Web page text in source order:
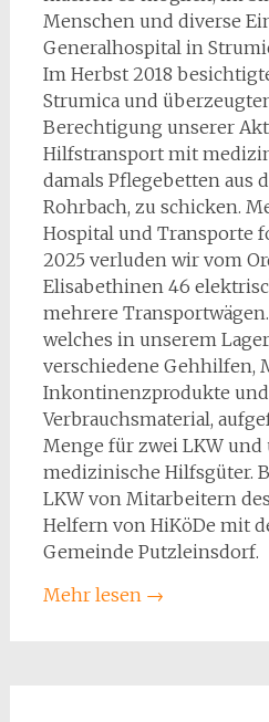
Menschen und diverse
Generalhospital in
Im Herbst 2018
Strumica und
Berechtigung unserer
Hilfstransport mit
damals Pflegebetten aus
Rohrbach, zu schicken.
Hospital und Transporte
2025 verluden wir vom
Elisabethinen 46
mehrere
welches in unserem
verschiedene Gehhilfen,
Inkontinenzprodukte
Verbrauchsmaterial,
Menge für zwei LKW und
medizinische Hilfsgüter.
LKW von Mitarbeitern
Helfern von HiKöDe mit
Gemeinde Putzleinsdorf.
Mehr lesen →